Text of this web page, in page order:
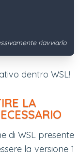
riavviarlo
dentro WSL!
LA
di WSL presente
la versione 1